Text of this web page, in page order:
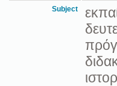
Subject